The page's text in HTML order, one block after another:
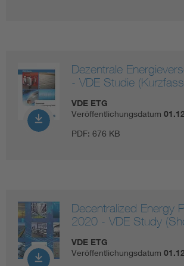
Dezentrale
- VDE Studie
VDE ETG
Veröffentlichungsdatum
PDF: 676 KB
Decentralized Energy
2020 - VDE Study
VDE ETG
Veröffentlichungsdatum